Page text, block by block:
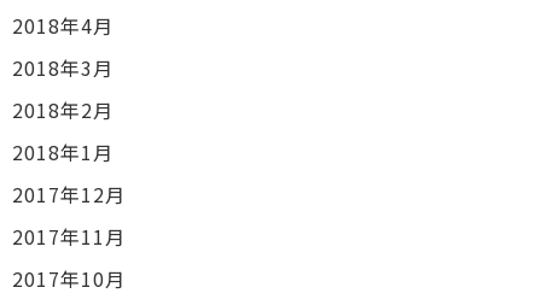
2018年4月
2018年3月
2018年2月
2018年1月
2017年12月
2017年11月
2017年10月